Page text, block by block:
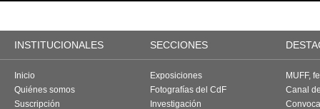
INSTITUCIONALES SECCIONES
Inicio
Quiénes somos
Suscripción
Exposiciones
Fotografías del CdF
Investigación
MUFF,
Canal